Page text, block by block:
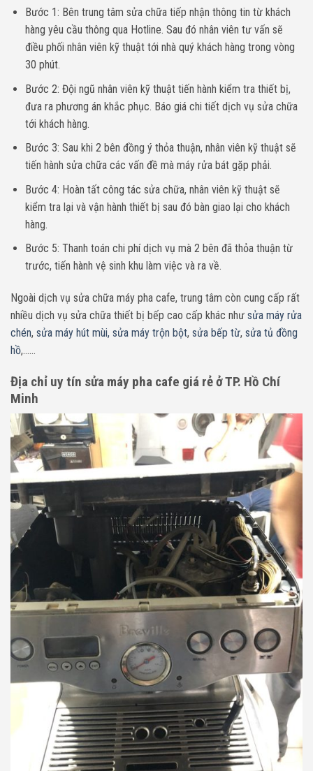
Bước 1: Bên trung tâm sửa chữa tiếp nhận thông tin từ khách
hàng yêu cầu thông qua Hotline. Sau đó nhân viên tư vấn sẽ
điều phối nhân viên kỹ thuật tới nhà quý khách hàng trong vòng
30 phút.
Bước 2: Đội ngũ nhân viên kỹ thuật tiến hành kiểm tra thiết bị,
đưa ra phương án khắc phục. Báo giá chi tiết dịch vụ sửa chữa
tới khách hàng.
Bước 3: Sau khi 2 bên đồng ý thỏa thuận, nhân viên kỹ thuật sẽ
tiến hành sửa chữa các vấn đề mà máy rửa bát gặp phải.
Bước 4: Hoàn tất công tác sửa chữa, nhân viên kỹ thuật sẽ
kiểm tra lại và vận hành thiết bị sau đó bàn giao lại cho khách
hàng.
Bước 5: Thanh toán chi phí dịch vụ mà 2 bên đã thỏa thuận từ
trước, tiến hành vệ sinh khu làm việc và ra về.
Ngoài dịch vụ sửa chữa máy pha cafe, trung tâm còn cung cấp rất
nhiều dịch vụ sửa chữa thiết bị bếp cao cấp khác như sửa máy rửa
chén, sửa máy hút mùi, sửa máy trộn bột, sửa bếp từ, sửa tủ đồng
hồ,……
Địa chỉ uy tín sửa máy pha cafe giá rẻ ở TP. Hồ Chí
Minh